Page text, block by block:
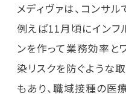
メディヴァは、コンサ
例えば11月頃にインフ
ンを作って業務効率と
染リスクを防ぐような
もあり、職域接種の医